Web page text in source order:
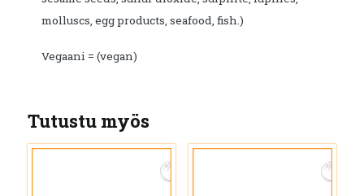
molluscs, egg products, seafood, fish.)
Vegaani = (vegan)
Tutustu myös